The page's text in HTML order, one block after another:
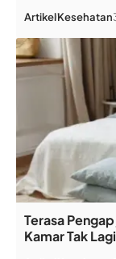
ArtikelKesehatan
Terasa
Kamar Tak